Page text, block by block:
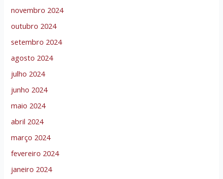
novembro 2024
outubro 2024
setembro 2024
agosto 2024
julho 2024
junho 2024
maio 2024
abril 2024
março 2024
fevereiro 2024
janeiro 2024